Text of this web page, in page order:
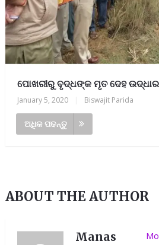
ପୋଖରୀରୁ ବୃଦ୍ଧଙ୍କ ମୃତ ଦେହ ଉଦ୍ଧାର
January 5, 2020 Biswajit Parida
ଅଧିକ ପଢନ୍ତୁ
ABOUT THE AUTHOR
Manas